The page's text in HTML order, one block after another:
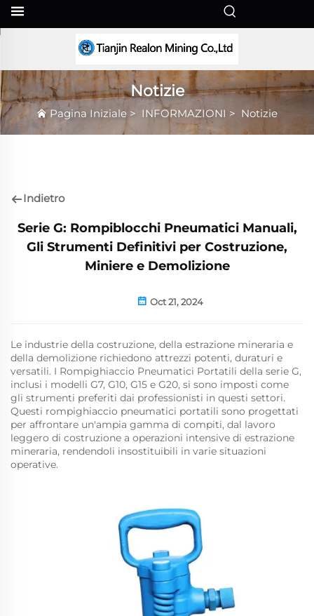
Notizie
Pagina Iniziale > INFORMAZIONI > Notizie
Indietro
Serie G: Rompiblocchi Pneumatici Manuali,
Gli Strumenti Definitivi per Costruzione,
Miniere e Demolizione
Oct 21, 2024
Le industrie della costruzione, della estrazione mineraria e
della demolizione richiedono attrezzi potenti, duraturi e
versatili. I Rompighiaccio Pneumatici Portatili della serie G,
inclusi i modelli G7, G10, G15 e G20, si sono imposti come
gli strumenti preferiti dai professionisti in questi settori.
Questi rompighiaccio pneumatici portatili sono progettati
per affrontare un'ampia gamma di compiti, dal lavoro
leggero di costruzione a operazioni intensive di estrazione
mineraria, rendendoli insostituibili in varie situazioni
operative.